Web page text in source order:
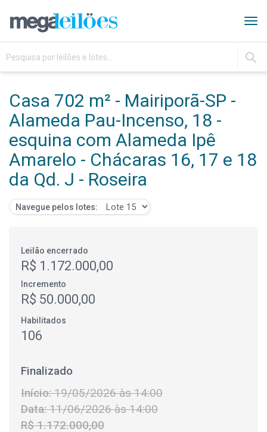
IR
Casa 702 m² - Mairiporã-SP -
Alameda Pau-Incenso, 18 -
esquina com Alameda Ipê
Amarelo - Chácaras 16, 17 e 18
da Qd. J - Roseira
Navegue pelos lotes:
Leilão encerrado
R$ 1.172.000,00
Incremento
R$ 50.000,00
Habilitados
106
Finalizado
Início:19/05/2026 às 14:00
Data:11/06/2026 às 14:00
R$ 1.172.000,00